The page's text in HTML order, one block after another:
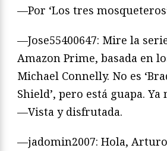
—Por ‘Los tres
—Jose55400647: Mire la serie
Amazon Prime, basada en
Michael Connelly. No es
Shield’, pero está guapa. Ya
—Vista y disfrutada.
—jadomin2007: Hola,